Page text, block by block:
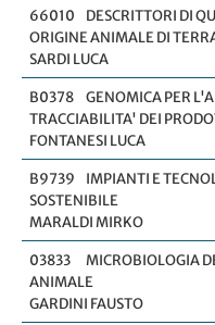
66010
DESCRITTORI DI
ORIGINE ANIMALE DI
SARDI LUCA
B0378
GENOMICA PER
TRACCIABILITA' DEI
FONTANESI LUCA
B9739
IMPIANTI E
SOSTENIBILE
MARALDI MIRKO
03833
MICROBIOLOGIA
ANIMALE
GARDINI FAUSTO